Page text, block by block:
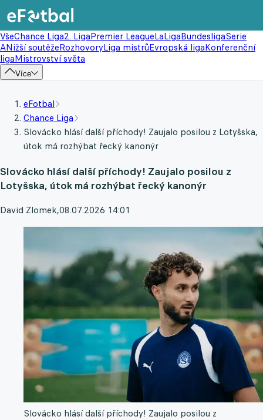
VšeChance Liga2. LigaPremier LeagueLaLigaBundesligaSerie
ANižší soutěžeRozhovoryLiga mistrůEvropská ligaKonferenční
ligaMistrovství světa
Více
eFotbal
Chance Liga
Slovácko hlásí další příchody! Zaujalo posilou z Lotyšska,
útok má rozhýbat řecký kanonýr
Slovácko hlásí další příchody! Zaujalo posilou z
Lotyšska, útok má rozhýbat řecký kanonýr
David Zlomek,08.07.2026 14:01
Slovácko hlásí další příchody! Zaujalo posilou z